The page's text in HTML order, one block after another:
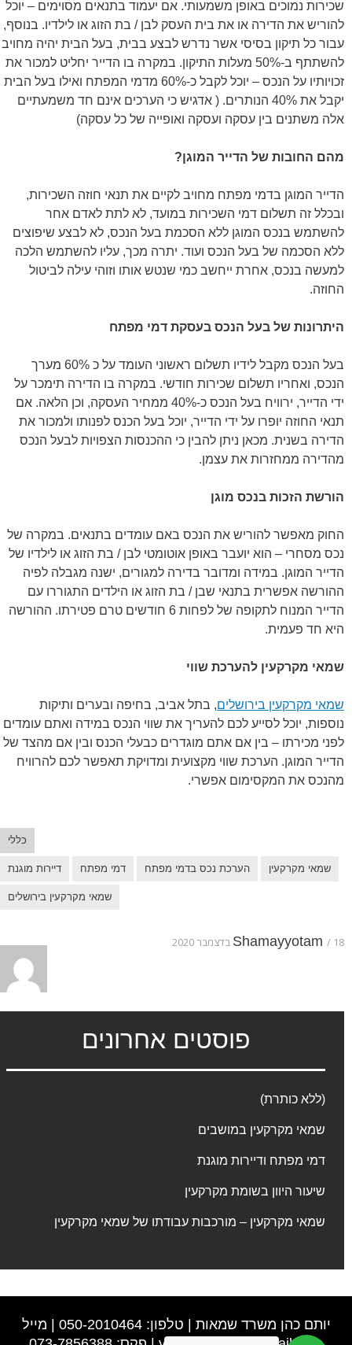
שכירות נמוכים באופן משמעותי. אם יעמוד בתנאים מסוימים – יוכל
להוריש את הדירה או את בית העסק לבן / בת הזוג או לילדיו. בנוסף,
עבור כל תיקון בסיסי אשר נדרש לבצע בבית, בעל הבית יהיה מחויב
להשתתף ב-50% מעלות התיקון. במקרה בו הדייר יחליט למכור את
זכויותיו על הנכס – יוכל לקבל כ-60% מדמי המפתח ואילו בעל הבית
יקבל את 40% הנותרים. ( אדגיש כי הערכים אינם חד משמעתיים
אלה משתנים בין עסקה ועסקה ואופייה של כל עסקה)
מהם החובות של הדייר המוגן?
הדייר המוגן בדמי מפתח מחויב לקיים את תנאי חוזה השכירות,
ובכלל זה תשלום דמי השכירות במועד, לא לתת לאדם אחר
להשתמש בנכס המוגן ללא הסכמת בעל הנכס, לא לבצע שיפוצים
ללא הסכמה של בעל הנכס ועוד. יתרה מכך, עליו להשתמש הלכה
למעשה בנכס, אחרת ייחשב כמי שנטש אותו וזוהי עילה לביטול
החוזה.
היתרונות של בעל הנכס בעסקת דמי מפתח
בעל הנכס מקבל לידיו תשלום ראשוני העומד על כ 60% מערך
הנכס, ואחריו תשלום שכירות חודשי. במקרה בו הדירה תימכר על
ידי הדייר, ירוויח בעל הנכס כ-40% ממחיר העסקה, וכן הלאה. אם
תנאי החוזה יופרו על ידי הדייר, יוכל בעל הכנס לפנותו ולמכור את
הדירה בשנית. מכאן ניתן להבין כי ההכנסות הצפויות לבעל הנכס
מהדירה ממחזרות את עצמן.
הורשת הזכות בנכס מוגן
החוק מאפשר להוריש את הנכס באם עומדים בתנאים. במקרה של
נכס מסחרי – הוא יועבר באופן אוטומטי לבן / בת הזוג או לילדיו של
הדייר המוגן. במידה ומדובר בדירה למגורים, ישנה מגבלה לפיה
ההורשה אפשרית בתנאי שבן / בת הזוג או הילדים התגוררו עם
הדייר המנוח לתקופה של לפחות 6 חודשים טרם פטירתו. ההורשה
היא חד פעמית.
שמאי מקרקעין להערכת שווי
שמאי מקרקעין בירושלים, בתל אביב, בחיפה ובערים ותיקות
נוספות, יוכל לסייע לכם להעריך את שווי הנכס במידה ואתם עומדים
לפני מכירתו – בין אם אתם מוגדרים כבעלי הכנס ובין אם מהצד של
הדייר המוגן. הערכת שווי מקצועית ומדויקת תאפשר לכם להרוויח
מהנכס את המקסימום אפשרי.
כללי
דיירות מוגנת דמי מפתח הערכת נכס בדמי מפתח שמאי מקרקעין
שמאי מקרקעין בירושלים
Shamayyotam 18 בדצמבר 2020
פוסטים אחרונים
(ללא כותרת)
שמאי מקרקעין במושבים
דמי מפתח ודיירות מוגנת
שיעור היוון בשומת מקרקעין
שמאי מקרקעין – מורכבות עבודתו של שמאי מקרקעין
יותם כהן משרד שמאות | טלפון: 050-2010464 | מייל